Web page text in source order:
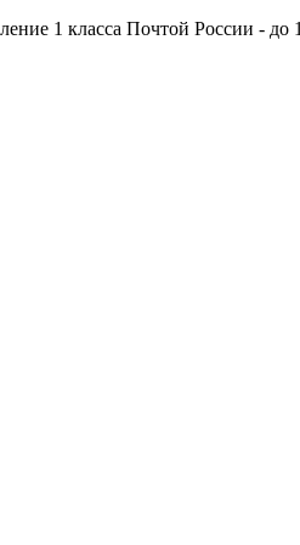
1 класса Почтой России - до